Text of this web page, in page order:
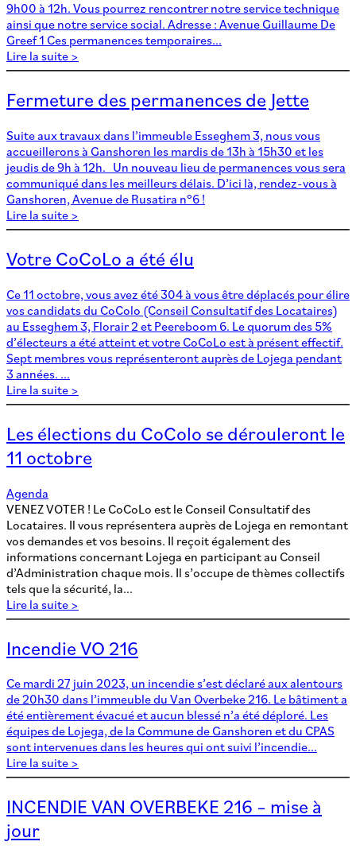
9h00 à 12h. Vous pourrez rencontrer notre service technique
ainsi que notre service social. Adresse : Avenue Guillaume De
Greef 1 Ces permanences temporaires...
Lire la suite >
Fermeture des permanences de Jette
Suite aux travaux dans l’immeuble Esseghem 3, nous vous
accueillerons à Ganshoren les mardis de 13h à 15h30 et les
jeudis de 9h à 12h. Un nouveau lieu de permanences vous sera
communiqué dans les meilleurs délais. D’ici là, rendez-vous à
Ganshoren, Avenue de Rusatira n°6 !
Lire la suite >
Votre CoCoLo a été élu
Ce 11 octobre, vous avez été 304 à vous être déplacés pour élire
vos candidats du CoColo (Conseil Consultatif des Locataires)
au Esseghem 3, Florair 2 et Peereboom 6. Le quorum des 5%
d’électeurs a été atteint et votre CoCoLo est à présent effectif.
Sept membres vous représenteront auprès de Lojega pendant
3 années. ...
Lire la suite >
Les élections du CoColo se dérouleront le
11 octobre
Agenda
VENEZ VOTER ! Le CoCoLo est le Conseil Consultatif des
Locataires. Il vous représentera auprès de Lojega en remontant
vos demandes et vos besoins. Il reçoit également des
informations concernant Lojega en participant au Conseil
d’Administration chaque mois. Il s’occupe de thèmes collectifs
tels que la sécurité, la...
Lire la suite >
Incendie VO 216
Ce mardi 27 juin 2023, un incendie s’est déclaré aux alentours
de 20h30 dans l’immeuble du Van Overbeke 216. Le bâtiment a
été entièrement évacué et aucun blessé n’a été déploré. Les
équipes de Lojega, de la Commune de Ganshoren et du CPAS
sont intervenues dans les heures qui ont suivi l’incendie...
Lire la suite >
INCENDIE VAN OVERBEKE 216 – mise à
jour